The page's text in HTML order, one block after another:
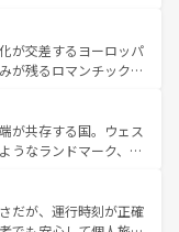
なるスペインはその個
魅了する。 なお、新着のスペイン情報は コ
麗な宮殿、歴史的な大
自然が、訪れる者を心
食の国としても知ら
ンス、プロヴァンスの
楽しみ方が可能だ。さ
れており、どの街角に
く異なる文化を体験で
ンス情報はコンテンツ一覧
が交差するヨーロッパ
が残るロマンチック街
飽きることがない。ベ
のアルプスの絶景、そ
た風景は必見。ビール
お、新着の
してほしい。
が共存する国。ウェス
うなランドマーク、歴
、優雅なアフタヌーン
英国パブ、サッカー観
だが、運行時刻が正確